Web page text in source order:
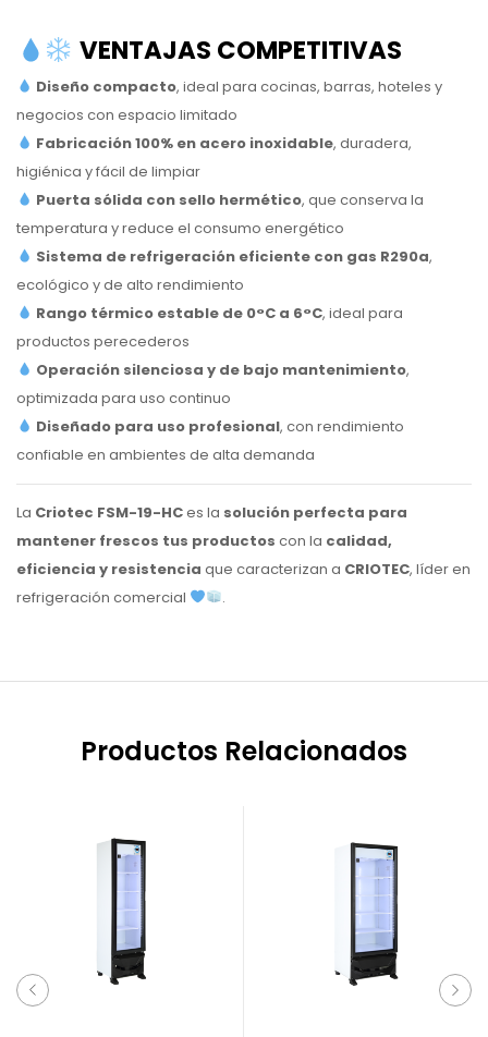
VENTAJAS COMPETITIVAS
Diseño compacto, ideal para cocinas, barras, hoteles y
negocios con espacio limitado
Fabricación 100% en acero inoxidable, duradera,
higiénica y fácil de limpiar
Puerta sólida con sello hermético, que conserva la
temperatura y reduce el consumo energético
Sistema de refrigeración eficiente con gas R290a,
ecológico y de alto rendimiento
Rango térmico estable de 0°C a 6°C, ideal para
productos perecederos
Operación silenciosa y de bajo mantenimiento,
optimizada para uso continuo
Diseñado para uso profesional, con rendimiento
confiable en ambientes de alta demanda
La Criotec FSM-19-HCes la solución perfecta para
mantener frescos tus productos con la calidad,
eficiencia y resistencia que caracterizan a CRIOTEC, líder en
refrigeración comercial
.
Productos Relacionados